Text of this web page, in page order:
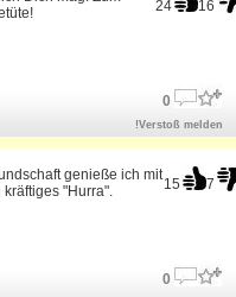
24 16
0
!Verstoß melden
15 7
genieße ich mit
"Hurra".
0